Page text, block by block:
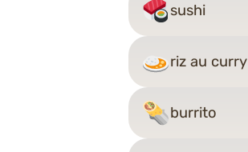
sushi
riz au curry
burrito